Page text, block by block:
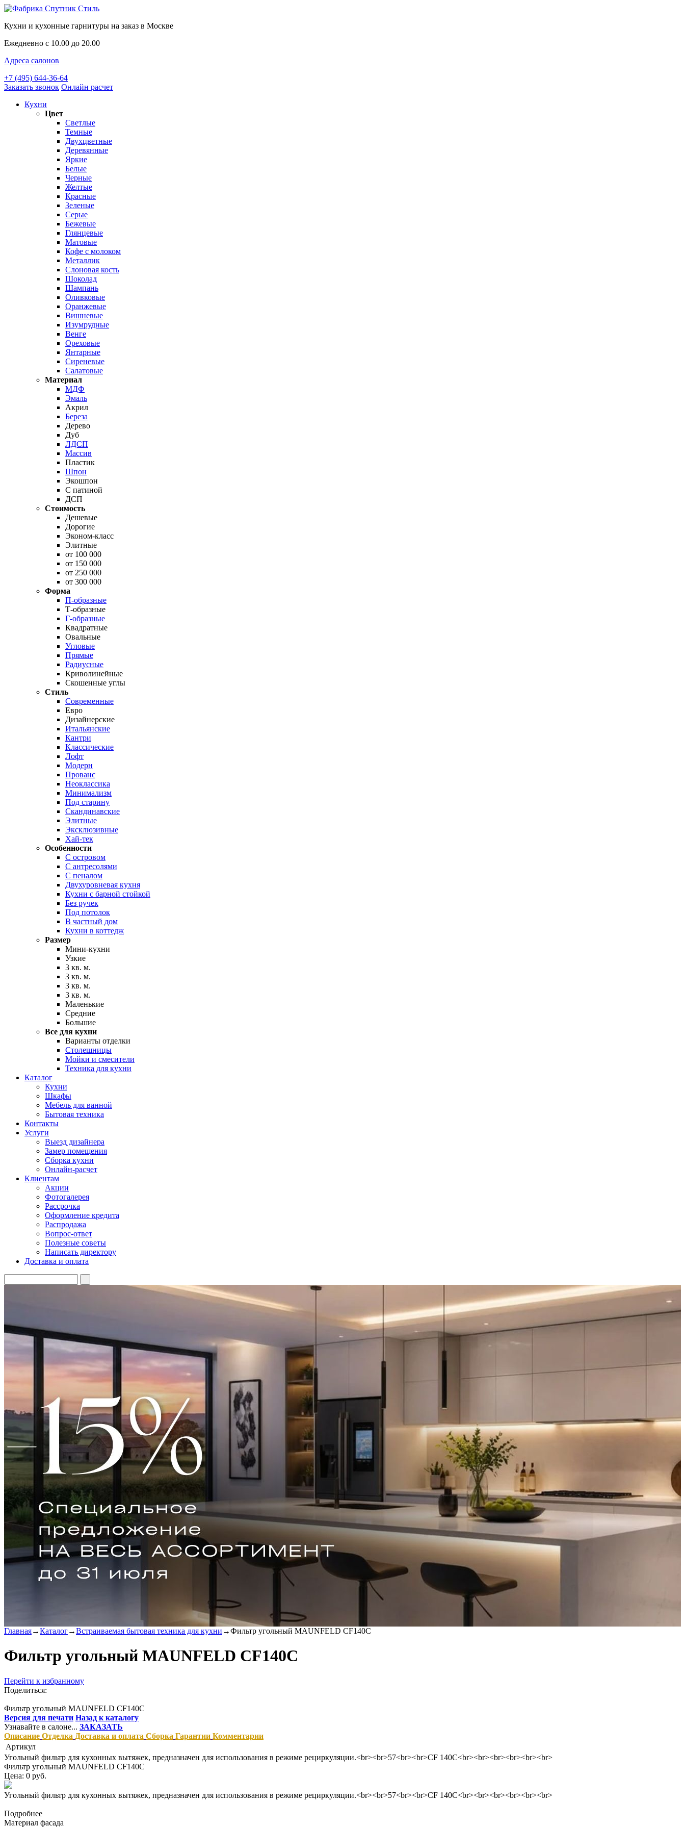
Кухни и кухонные гарнитуры на заказ в Москве
Ежедневно с 10.00 до 20.00
Адреса салонов
+7 (495) 644-36-64
Заказать звонок Онлайн расчет
Кухни
Цвет
Светлые
Темные
Двухцветные
Деревянные
Яркие
Белые
Черные
Желтые
Красные
Зеленые
Серые
Бежевые
Глянцевые
Матовые
Кофе с молоком
Металлик
Слоновая кость
Шоколад
Шампань
Оливковые
Оранжевые
Вишневые
Изумрудные
Венге
Ореховые
Янтарные
Сиреневые
Салатовые
Материал
МДФ
Эмаль
Акрил
Береза
Дерево
Дуб
ЛДСП
Массив
Пластик
Шпон
Экошпон
С патиной
ДСП
Стоимость
Дешевые
Дорогие
Эконом-класс
Элитные
от 100 000
от 150 000
от 250 000
от 300 000
Форма
П-образные
Т-образные
Г-образные
Квадратные
Овальные
Угловые
Прямые
Радиусные
Криволинейные
Скошенные углы
Стиль
Современные
Евро
Дизайнерские
Итальянские
Кантри
Классические
Лофт
Модерн
Прованс
Неоклассика
Минимализм
Под старину
Скандинавские
Элитные
Эксклюзивные
Хай-тек
Особенности
С островом
С антресолями
С пеналом
Двухуровневая кухня
Кухни с барной стойкой
Без ручек
Под потолок
В частный дом
Кухни в коттедж
Размер
Мини-кухни
Узкие
3 кв. м.
3 кв. м.
3 кв. м.
3 кв. м.
Маленькие
Средние
Большие
Все для кухни
Варианты отделки
Столешницы
Мойки и смесители
Техника для кухни
Каталог
Кухни
Шкафы
Мебель для ванной
Бытовая техника
Контакты
Услуги
Выезд дизайнера
Замер помещения
Сборка кухни
Онлайн-расчет
Клиентам
Акции
Фотогалерея
Рассрочка
Оформление кредита
Распродажа
Вопрос-ответ
Полезные советы
Написать директору
Доставка и оплата
Главная→Каталог→Встраиваемая бытовая техника для кухни →Фильтр угольный MAUNFELD CF140С
Фильтр угольный MAUNFELD CF140С
Перейти к избранному
Поделиться:
Фильтр угольный MAUNFELD CF140С
Версия для печати Назад к каталогу
Узнавайте в салоне... ЗАКАЗАТЬ
Описание Отделка Доставка и оплата Сборка Гарантии Комментарии
Артикул
Угольный фильтр для кухонных вытяжек, предназначен для использования в режиме рециркуляции.<br><br>57<br><br>CF 140C<br><br><br><br><br><br>
Фильтр угольный MAUNFELD CF140С
Цена: 0 руб.
Угольный фильтр для кухонных вытяжек, предназначен для использования в режиме рециркуляции.<br><br>57<br><br>CF 140C<br><br><br><br><br><br>
Подробнее
Материал фасада